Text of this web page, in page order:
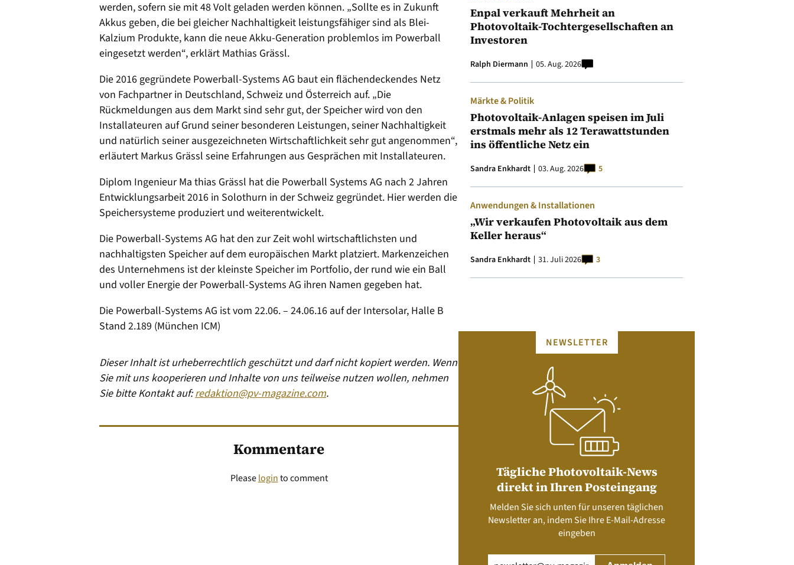
werden, sofern sie mit 48 Volt geladen werden können. „Sollte es in Zukunft
Akkus geben, die bei gleicher Nachhaltigkeit leistungsfähiger sind als Blei-
Kalzium Produkte, kann die neue Akku-Generation problemlos im Powerball
eingesetzt werden“, erklärt Mathias Grässl.
Die 2016 gegründete Powerball-Systems AG baut ein flächendeckendes Netz
von Fachpartner in Deutschland, Schweiz und Österreich auf. „Die
Rückmeldungen aus dem Markt sind sehr gut, der Speicher wird von den
Installateuren auf Grund seiner besonderen Leistungen, seiner Nachhaltigkeit
und natürlich seiner ausgezeichneten Wirtschaftlichkeit sehr gut angenommen“,
erläutert Markus Grässl seine Erfahrungen aus Gesprächen mit Installateuren.
Diplom Ingenieur Ma thias Grässl hat die Powerball Systems AG nach 2 Jahren
Entwicklungsarbeit 2016 in Solothurn in der Schweiz gegründet. Hier werden die
Speichersysteme produziert und weiterentwickelt.
Die Powerball-Systems AG hat den zur Zeit wohl wirtschaftlichsten und
nachhaltigsten Speicher auf dem europäischen Markt platziert. Markenzeichen
des Unternehmens ist der kleinste Speicher im Portfolio, der rund wie ein Ball
und voller Energie der Powerball-Systems AG ihren Namen gegeben hat.
Die Powerball-Systems AG ist vom 22.06. – 24.06.16 auf der Intersolar, Halle B
Stand 2.189 (München ICM)
Dieser Inhalt ist urheberrechtlich geschützt und darf nicht kopiert werden. Wenn
Sie mit uns kooperieren und Inhalte von uns teilweise nutzen wollen, nehmen
Sie bitte Kontakt auf:redaktion@pv-magazine.com.
Kommentare
Pleaseloginto comment
Enpal verkauft Mehrheit an
Photovoltaik-Tochtergesellschaften an
Investoren
Ralph Diermann 05. Aug. 2026
Märkte & Politik
Photovoltaik-Anlagen speisen im Juli
erstmals mehr als 12 Terawattstunden
ins öffentliche Netz ein
Sandra Enkhardt 03. Aug. 2026 5
Anwendungen & Installationen
„Wir verkaufen Photovoltaik aus dem
Keller heraus“
Sandra Enkhardt 31. Juli 2026 3
NEWSLETTER
Tägliche Photovoltaik-News
direkt in Ihren Posteingang
Melden Sie sich unten für unseren täglichen
Newsletter an, indem Sie Ihre E-Mail-Adresse
eingeben
(erforderlich)